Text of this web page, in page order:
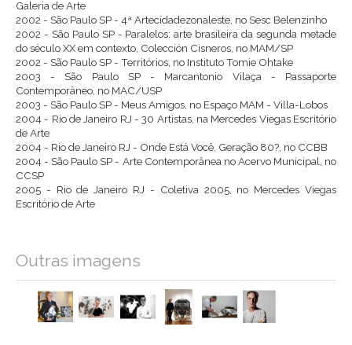
Galeria de Arte
2002 - São Paulo SP - 4ª Artecidadezonaleste, no Sesc Belenzinho
2002 - São Paulo SP - Paralelos: arte brasileira da segunda metade
do século XX em contexto, Colección Cisneros, no MAM/SP
2002 - São Paulo SP - Territórios, no Instituto Tomie Ohtake
2003 - São Paulo SP - Marcantonio Vilaça - Passaporte
Contemporâneo, no MAC/USP
2003 - São Paulo SP - Meus Amigos, no Espaço MAM - Villa-Lobos
2004 - Rio de Janeiro RJ - 30 Artistas, na Mercedes Viegas Escritório
de Arte
2004 - Rio de Janeiro RJ - Onde Está Você, Geração 80?, no CCBB
2004 - São Paulo SP - Arte Contemporânea no Acervo Municipal, no
CCSP
2005 - Rio de Janeiro RJ - Coletiva 2005, no Mercedes Viegas
Escritório de Arte
Outras imagens